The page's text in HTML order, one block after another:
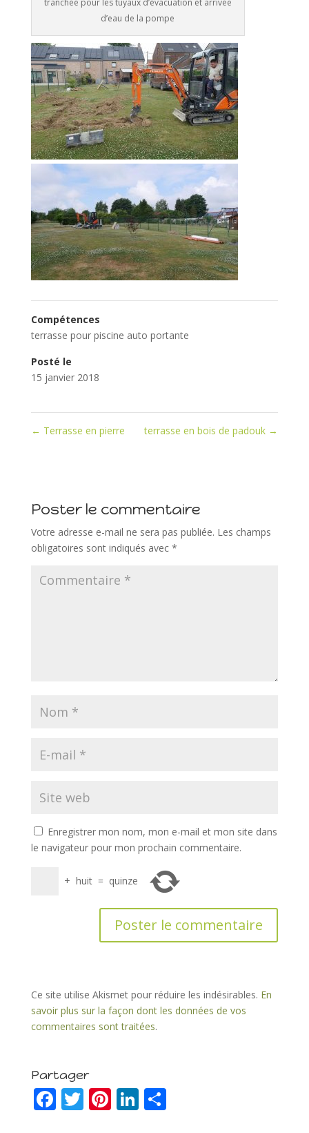
tranchée pour les tuyaux d’évacuation et arrivée
d’eau de la pompe
Compétences
terrasse pour piscine auto portante
Posté le
15 janvier 2018
← Terrasse en pierre terrasse en bois de padouk →
Poster le commentaire
Votre adresse e-mail ne sera pas publiée. Les champs
obligatoires sont indiqués avec *
Enregistrer mon nom, mon e-mail et mon site dans
le navigateur pour mon prochain commentaire.
+ huit = quinze
Ce site utilise Akismet pour réduire les indésirables. En
savoir plus sur la façon dont les données de vos
commentaires sont traitées.
Partager
F T Pi Li P